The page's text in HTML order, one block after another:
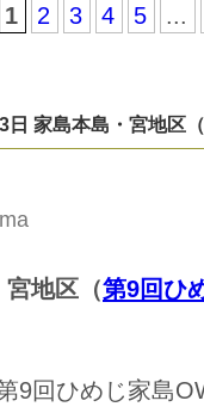
1 2 3 4 5 ...
日 家島本島・宮地区
地区（第9回ひ
9回ひめじ家島